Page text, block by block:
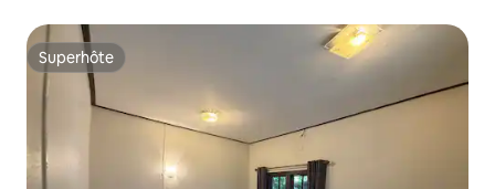
Superhôte
Superhôte